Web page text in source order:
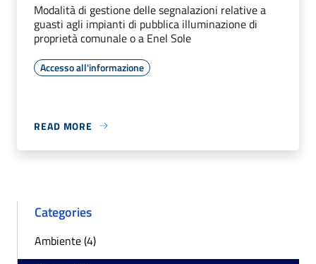
Modalità di gestione delle segnalazioni relative a
guasti agli impianti di pubblica illuminazione di
proprietà comunale o a Enel Sole
Accesso all'informazione
READ MORE
Categories
Ambiente (4)